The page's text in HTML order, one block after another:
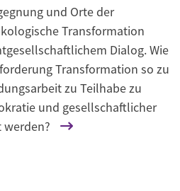
und Orte der
Transformation
Dialog. Wie
Transformation so zu
zu Teilhabe zu
und gesellschaftlicher